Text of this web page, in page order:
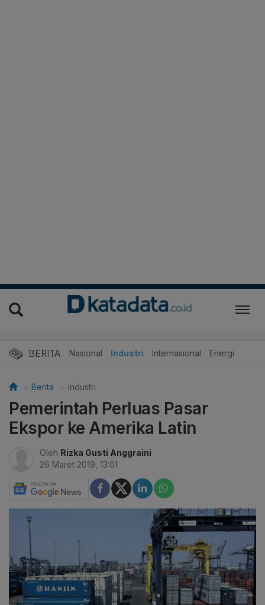
BERITA Nasional Industri Internasional Energi
Berita Industri
Pemerintah Perluas Pasar
Ekspor ke Amerika Latin
Oleh Rizka Gusti Anggraini
26 Maret 2019, 13:01